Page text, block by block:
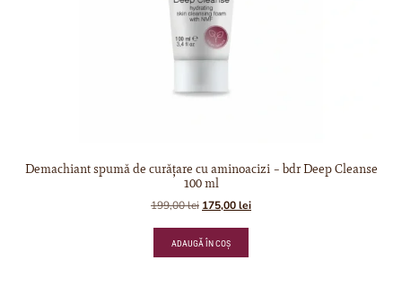
Demachiant spumă de curățare cu aminoacizi – bdr Deep Cleanse
100 ml
199,00lei 175,00lei
ADAUGĂ ÎN COȘ